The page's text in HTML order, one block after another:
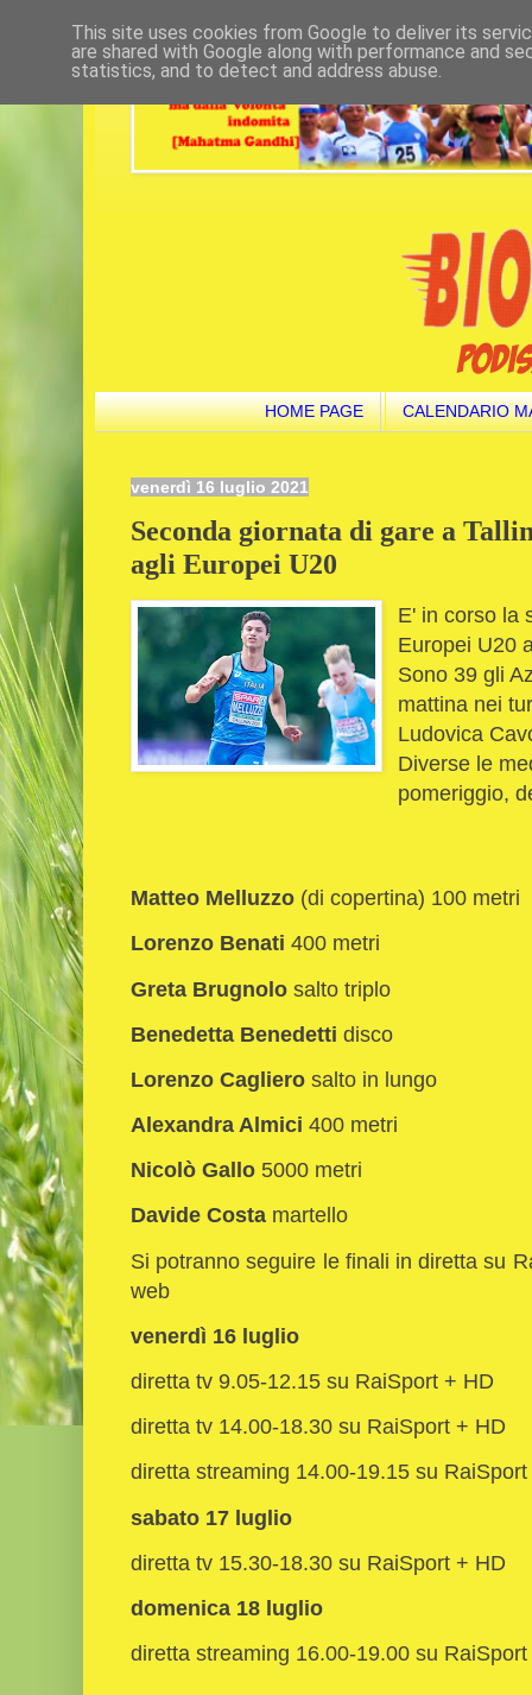
HOME PAGE CALENDARIO
venerdì 16 luglio 2021
Seconda giornata di gare a
agli Europei U20
E' in corso la
Europei U20
Sono 39 gli
mattina nei
Ludovica
Diverse le
pomeriggio,
Matteo Melluzzo (di copertina) 100 metri
Lorenzo Benati 400 metri
Greta Brugnolo salto triplo
Benedetta Benedetti disco
Lorenzo Cagliero salto in lungo
Alexandra Almici 400 metri
Nicolò Gallo 5000 metri
Davide Costa martello
Si potranno seguire le finali in diretta su
web
venerdì 16 luglio
diretta tv 9.05-12.15 su RaiSport + HD
diretta tv 14.00-18.30 su RaiSport + HD
diretta streaming 14.00-19.15 su
sabato 17 luglio
diretta tv 15.30-18.30 su RaiSport + HD
domenica 18 luglio
diretta streaming 16.00-19.00 su
This site uses cookies from Google to deliver its
are shared with Google along with performance and
statistics, and to detect and address abuse.